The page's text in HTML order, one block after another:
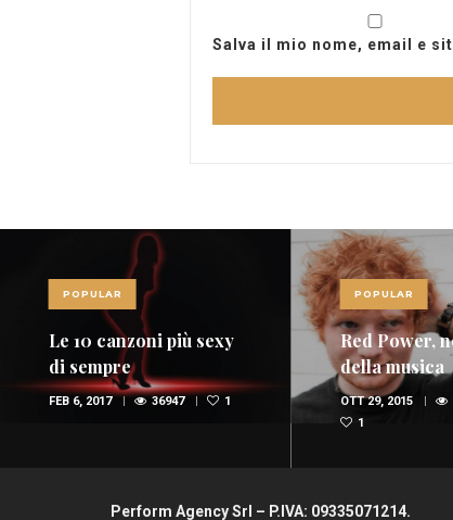
Salva il mio nome, email e
POPULAR
Le 10 canzoni più sexy
di sempre
FEB 6, 2017 36947 1
POPULAR
Red Power,
della musica
spopolano i
(FOTO E
OTT 29, 2015
1
Perform Agency Srl – P.IVA: 09335071214.